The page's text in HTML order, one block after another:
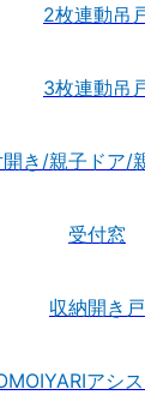
2枚連動吊
3枚連動吊
開き/親子ドア/
受付窓
収納開き戸
アシ